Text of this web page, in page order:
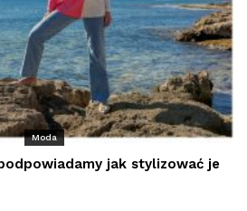
Moda
jak stylizować je